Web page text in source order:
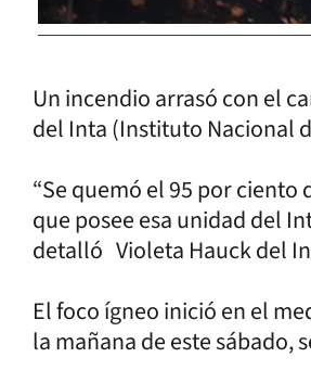
Un incendio arrasó con el
del Inta (Instituto Nacional
“Se quemó el 95 por
que posee esa unidad del
detalló Violeta Hauck del
El foco ígneo inició en el
la mañana de este sábado,